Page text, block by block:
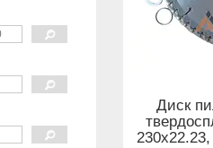
Диск